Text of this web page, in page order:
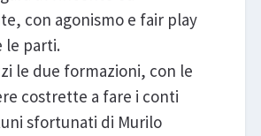
con agonismo e fair play
le parti.
le due formazioni, con le
costrette a fare i conti
sfortunati di Murilo